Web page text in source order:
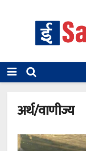
अर्थ/वाणीज्य